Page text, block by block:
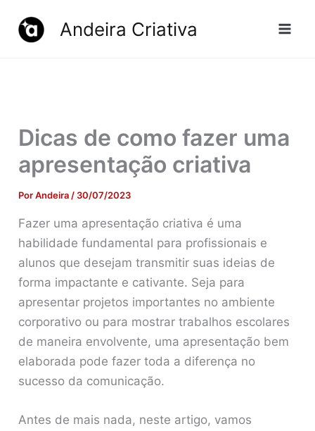
para
Andeira Criativa
Dicas de como fazer uma
apresentação criativa
PorAndeira / 30/07/2023
Fazer uma apresentação criativa é uma
habilidade fundamental para profissionais e
alunos que desejam transmitir suas ideias de
forma impactante e cativante. Seja para
apresentar projetos importantes no ambiente
corporativo ou para mostrar trabalhos escolares
de maneira envolvente, uma apresentação bem
elaborada pode fazer toda a diferença no
sucesso da comunicação.
Antes de mais nada, neste artigo, vamos